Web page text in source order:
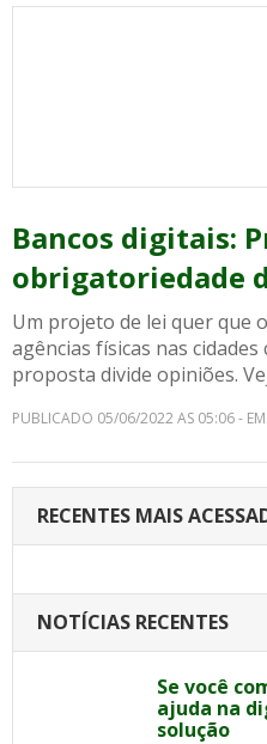
Bancos digitais:
obrigatoriedade
Um projeto de lei quer que
agências físicas nas
proposta divide opiniões.
PUBLICADO 05/06/2022 AS 05:06 -
RECENTES MAIS
NOTÍCIAS RECENTES
Se você
ajuda na
solução